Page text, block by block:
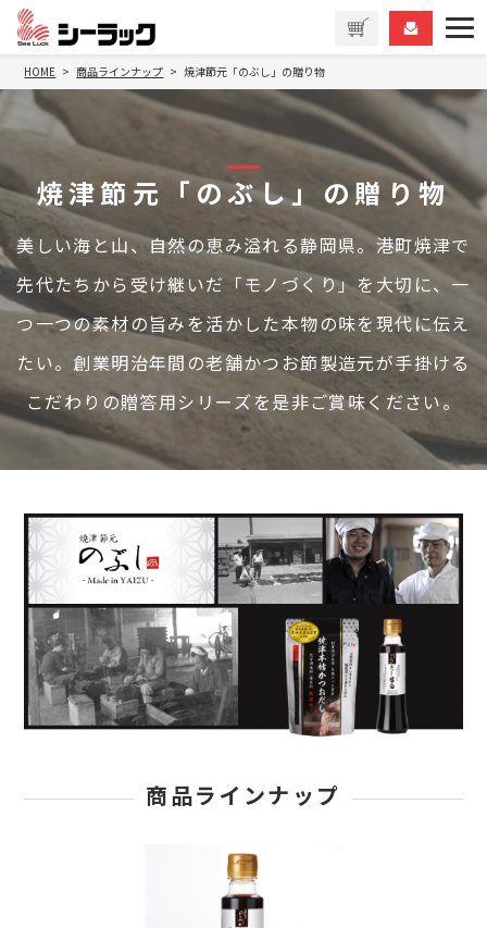
HOME 商品ラインナップ 焼津節元「のぶし」の贈り物
焼津節元「のぶし」の贈り物
美しい海と山、自然の恵み溢れる静岡県。港町焼津で
先代たちから受け継いだ「モノづくり」を大切に、一
つ一つの素材の旨みを活かした本物の味を現代に伝え
たい。創業明治年間の老舗かつお節製造元が手掛ける
こだわりの贈答用シリーズを是非ご賞味ください。
商品ラインナップ